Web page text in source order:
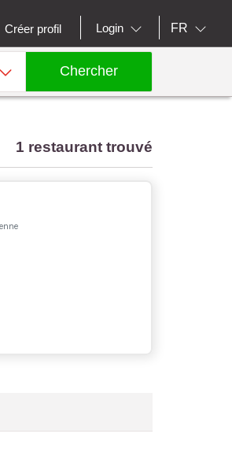
Créer profil Login FR
Chercher
1 restaurant trouvé